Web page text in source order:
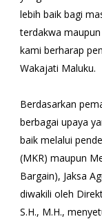
lebih baik bagi
terdakwa
kami berharap
Wakajati Maluku.
Berdasarkan
berbagai upaya
baik melalui
(MKR) maupun
Bargain), Jaksa
diwakili oleh
S.H., M.H.,